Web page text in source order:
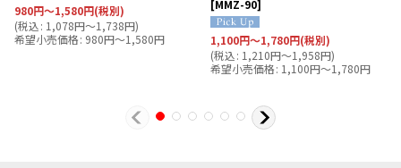
980円～1,580円(税別)
(税込: 1,078円～1,738円)
希望小売価格: 980円～1,580円
[MMZ-90]
1,100円～1,780円(税別)
(税込: 1,210円～1,958円)
希望小売価格: 1,100円～1,780円